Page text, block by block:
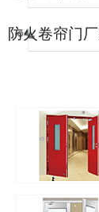
防火卷帘门